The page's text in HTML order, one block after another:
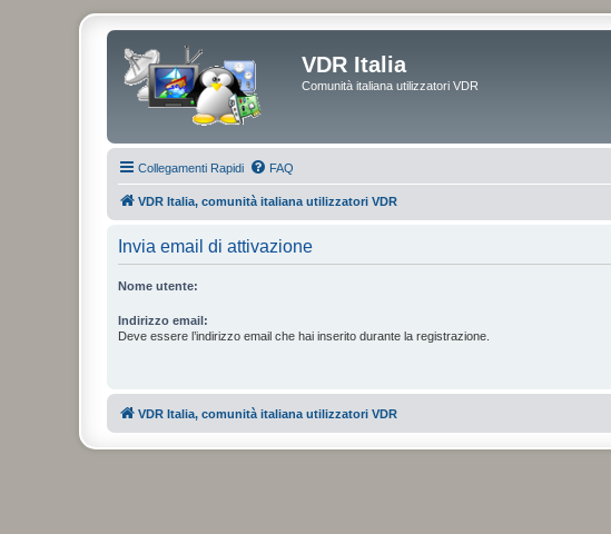
VDR Italia
Comunità italiana utilizzatori VDR
Collegamenti Rapidi FAQ
VDR Italia, comunità italiana utilizzatori VDR
Invia email di attivazione
Nome utente:
Indirizzo email:
Deve essere l’indirizzo email che hai inserito durante la registrazione.
VDR Italia, comunità italiana utilizzatori VDR